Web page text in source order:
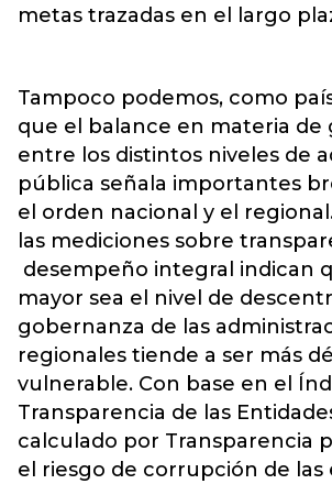
metas trazadas en el largo
Tampoco podemos, como
que el balance en materia de
entre los distintos niveles de
pública señala importantes
el orden nacional y el
las mediciones sobre
desempeño integral indican
mayor sea el nivel de
gobernanza de las
regionales tiende a ser más
vulnerable. Con base en el
Transparencia de las
calculado por Transparencia
el riesgo de corrupción de las